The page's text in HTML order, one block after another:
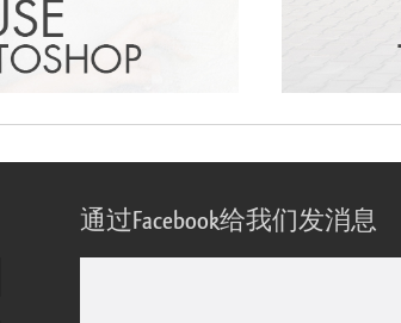
通过Facebook给我们发消息